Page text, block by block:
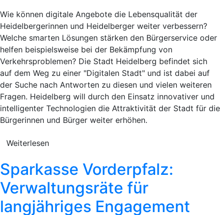
Wie können digitale Angebote die Lebensqualität der
Heidelbergerinnen und Heidelberger weiter verbessern?
Welche smarten Lösungen stärken den Bürgerservice oder
helfen beispielsweise bei der Bekämpfung von
Verkehrsproblemen? Die Stadt Heidelberg befindet sich
auf dem Weg zu einer "Digitalen Stadt" und ist dabei auf
der Suche nach Antworten zu diesen und vielen weiteren
Fragen. Heidelberg will durch den Einsatz innovativer und
intelligenter Technologien die Attraktivität der Stadt für die
Bürgerinnen und Bürger weiter erhöhen.
Weiterlesen
Sparkasse Vorderpfalz:
Verwaltungsräte für
langjähriges Engagement